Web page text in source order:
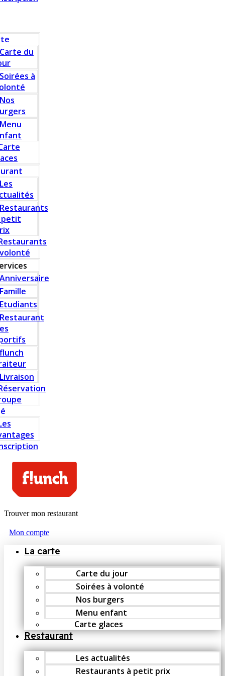
Carte du
Soirées à
Nos
Menu
Les
Restaurants
petit
Anniversaire
Famille
Etudiants
Restaurant
flunch
Livraison
Trouver mon restaurant
Mon compte
La carte
Carte du jour
Soirées à volonté
Nos burgers
Menu enfant
Carte glaces
Restaurant
Les actualités
Restaurants à petit prix